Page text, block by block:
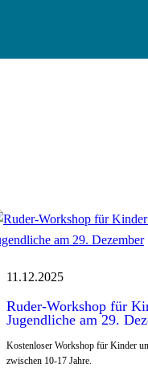
11.12.2025
Ruder-Workshop für
Jugendliche am 29.
Kostenloser Workshop für Kinder
zwischen 10-17 Jahre.